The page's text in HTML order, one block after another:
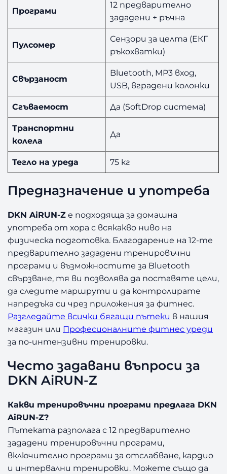
Програми
12 предварително
зададени + ръчна
Пулсомер
Сензори за целта (ЕКГ
ръкохватки)
Свързаност
Bluetooth, MP3 вход,
USB, вградени колонки
Сгъваемост Да (SoftDrop система)
Транспортни
колела
Да
Тегло на уреда 75 кг
Предназначение и употреба
DKN AiRUN-Z е подходяща за домашна
употреба от хора с всякакво ниво на
физическа подготовка. Благодарение на 12-те
предварително зададени тренировъчни
програми и възможностите за Bluetooth
свързване, тя ви позволява да поставяте цели,
да следите маршрути и да контролирате
напредъка си чрез приложения за фитнес.
Разгледайте всички бягащи пътеки в нашия
магазин или Професионалните фитнес уреди
за по-интензивни тренировки.
Честo задавани въпроси за
DKN AiRUN-Z
Какви тренировъчни програми предлага DKN
AiRUN-Z?
Пътеката разполага с 12 предварително
зададени тренировъчни програми,
включително програми за отслабване, кардио
и интервални тренировки. Можете също да